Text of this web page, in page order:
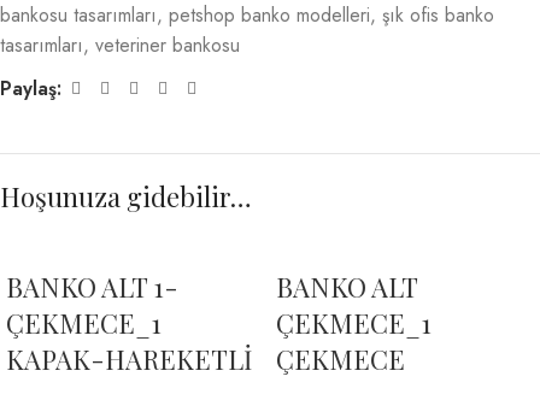
bankosu tasarımları, petshop banko modelleri, şık ofis banko
tasarımları, veteriner bankosu
Paylaş:
Hoşunuza gidebilir…
BANKO ALT 1-
ÇEKMECE_1
KAPAK-HAREKETLİ
BANKO ALT
ÇEKMECE_1
ÇEKMECE